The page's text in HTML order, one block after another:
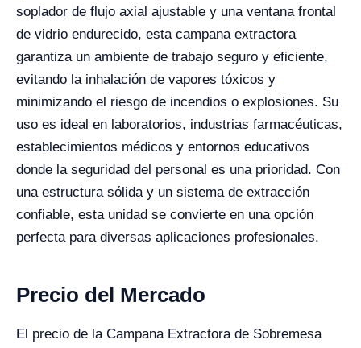
soplador de flujo axial ajustable y una ventana frontal
de vidrio endurecido, esta campana extractora
garantiza un ambiente de trabajo seguro y eficiente,
evitando la inhalación de vapores tóxicos y
minimizando el riesgo de incendios o explosiones. Su
uso es ideal en laboratorios, industrias farmacéuticas,
establecimientos médicos y entornos educativos
donde la seguridad del personal es una prioridad. Con
una estructura sólida y un sistema de extracción
confiable, esta unidad se convierte en una opción
perfecta para diversas aplicaciones profesionales.
Precio del Mercado
El precio de la Campana Extractora de Sobremesa